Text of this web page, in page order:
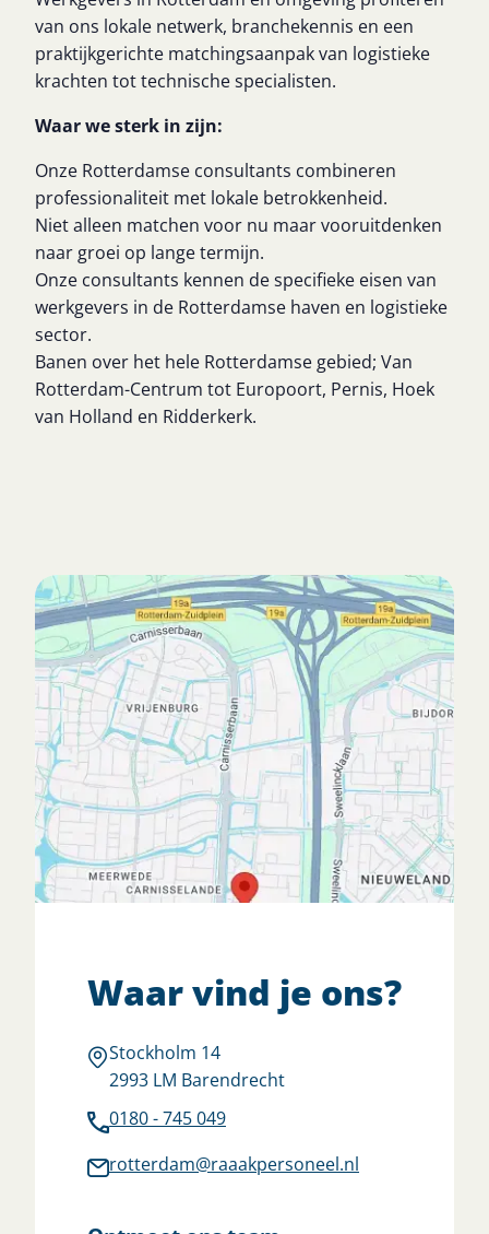
van ons lokale netwerk, branchekennis en een
praktijkgerichte matchingsaanpak van logistieke
krachten tot technische specialisten.
Waar we sterk in zijn:
Onze Rotterdamse consultants combineren
professionaliteit met lokale betrokkenheid.
Niet alleen matchen voor nu maar vooruitdenken
naar groei op lange termijn.
Onze consultants kennen de specifieke eisen van
werkgevers in de Rotterdamse haven en logistieke
sector.
Banen over het hele Rotterdamse gebied; Van
Rotterdam-Centrum tot Europoort, Pernis, Hoek
van Holland en Ridderkerk.
Waar vind je ons?
Stockholm 14
2993 LM Barendrecht
0180 - 745 049
rotterdam@raaakpersoneel.nl